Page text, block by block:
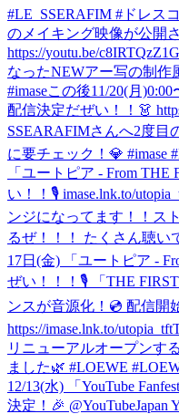
#LE_SSERAFIM #ドレス
のメイキング映像が公開
https://youtu.be/
なったNEWアー写の制作
#imaseこの後11/20(月)0:00
配信決定だぜい！！👗
SSEARAFIMさんへ2度
に要チェック！💎 #imase
「ユートピア - From
い！！🎙 imase.lnk.to/
ンジになってます！！ス
るぜ！！！ たくさん聴い
17日(金) 「ユートピア -
ぜい！！！🎙 「THE
ンスが音源化！💿 配信開
https://imase.lnk.to/
リニューアルオープンす
ました🌿 #LOEWE
12/13(水) 「YouTube
決定！🎉 @YouTubeJapan